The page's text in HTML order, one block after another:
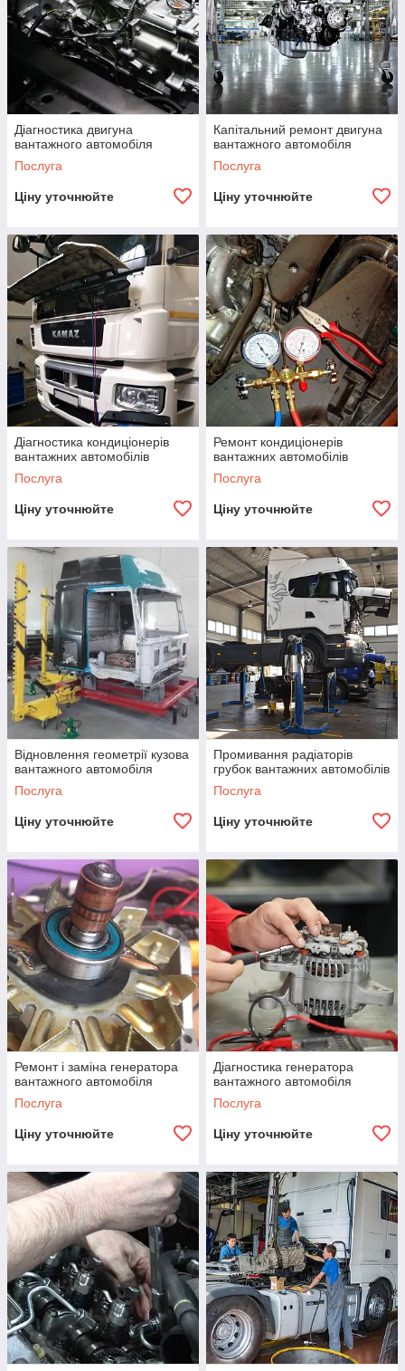
Діагностика двигуна
вантажного автомобіля
Послуга
Ціну уточнюйте
Капітальний ремонт двигуна
вантажного автомобіля
Послуга
Ціну уточнюйте
Діагностика кондиціонерів
вантажних автомобілів
Послуга
Ціну уточнюйте
Ремонт кондиціонерів
вантажних автомобілів
Послуга
Ціну уточнюйте
Відновлення геометрії кузова
вантажного автомобіля
Послуга
Ціну уточнюйте
Промивання радіаторів
грубок вантажних автомобілів
Послуга
Ціну уточнюйте
Ремонт і заміна генератора
вантажного автомобіля
Послуга
Ціну уточнюйте
Діагностика генератора
вантажного автомобіля
Послуга
Ціну уточнюйте